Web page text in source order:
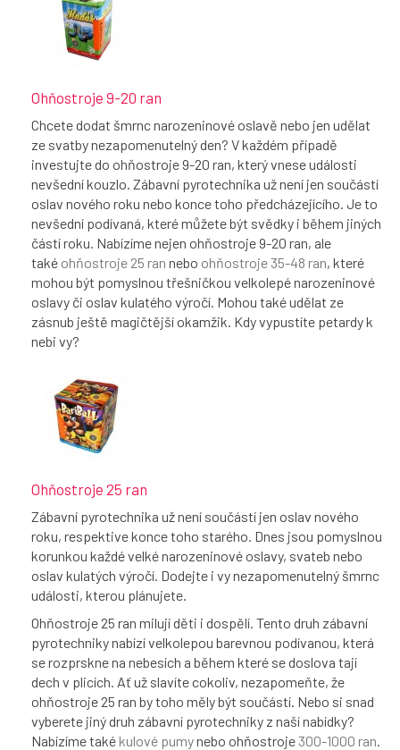
Ohňostroje 9-20 ran
Chcete dodat šmrnc narozeninové oslavě nebo jen udělat
ze svatby nezapomenutelný den? V každém případě
investujte do ohňostroje 9-20 ran, který vnese události
nevšední kouzlo. Zábavní pyrotechnika už není jen součástí
oslav nového roku nebo konce toho předcházejícího. Je to
nevšední podívaná, které můžete být svědky i během jiných
částí roku. Nabízíme nejen ohňostroje 9-20 ran, ale
také ohňostroje 25 ran nebo ohňostroje 35-48 ran, které
mohou být pomyslnou třešničkou velkolepé narozeninové
oslavy či oslav kulatého výročí. Mohou také udělat ze
zásnub ještě magičtější okamžik. Kdy vypustíte petardy k
nebi vy?
Ohňostroje 25 ran
Zábavní pyrotechnika už není součástí jen oslav nového
roku, respektive konce toho starého. Dnes jsou pomyslnou
korunkou každé velké narozeninové oslavy, svateb nebo
oslav kulatých výročí. Dodejte i vy nezapomenutelný šmrnc
události, kterou plánujete.
Ohňostroje 25 ran milují děti i dospělí. Tento druh zábavní
pyrotechniky nabízí velkolepou barevnou podívanou, která
se rozprskne na nebesích a během které se doslova tají
dech v plicích. Ať už slavíte cokoliv, nezapomeňte, že
ohňostroje 25 ran by toho měly být součástí. Nebo si snad
vyberete jiný druh zábavní pyrotechniky z naší nabídky?
Nabízíme také kulové pumynebo ohňostroje300-1000 ran.